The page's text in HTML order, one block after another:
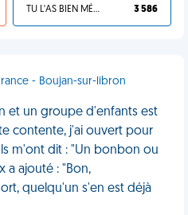
TU L'AS BIEN MÉRITÉ 3 586
- Boujan-sur-libron
et un groupe d'enfants est
contente, j'ai ouvert pour
m'ont dit : "Un bonbon ou
a ajouté : "Bon,
quelqu'un s'en est déjà